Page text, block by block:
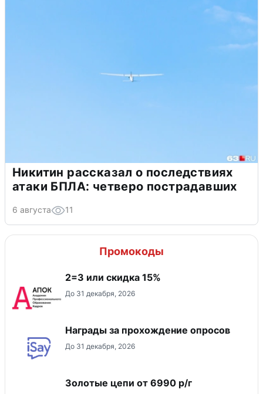
Никитин рассказал о последствиях
атаки БПЛА: четверо пострадавших
6 августа 11
Промокоды
2=3 или скидка 15%
До 31 декабря, 2026
Награды за прохождение опросов
До 31 декабря, 2026
Золотые цепи от 6990 р/г